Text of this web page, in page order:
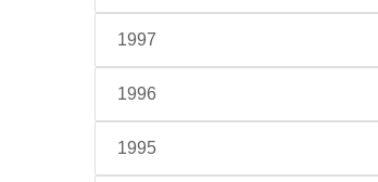
1997
1996
1995